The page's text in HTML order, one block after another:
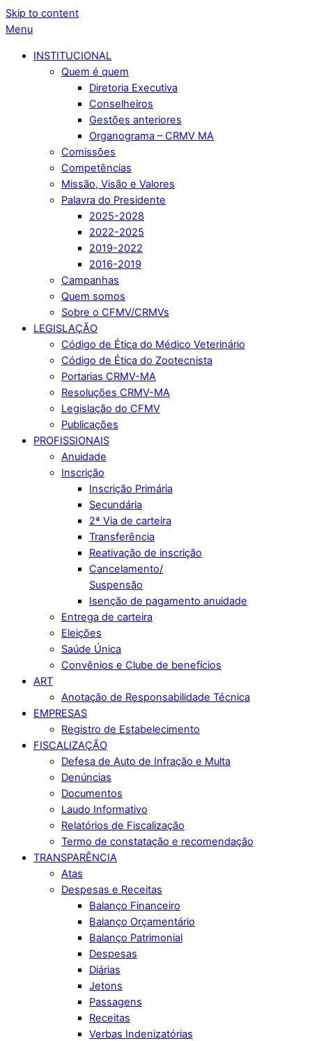
Skip to content
Menu
INSTITUCIONAL
Quem é quem
Diretoria Executiva
Conselheiros
Gestões anteriores
Organograma – CRMV MA
Comissões
Competências
Missão, Visão e Valores
Palavra do Presidente
2025-2028
2022-2025
2019-2022
2016-2019
Campanhas
Quem somos
Sobre o CFMV/CRMVs
LEGISLAÇÃO
Código de Ética do Médico Veterinário
Código de Ética do Zootecnista
Portarias CRMV-MA
Resoluções CRMV-MA
Legislação do CFMV
Publicações
PROFISSIONAIS
Anuidade
Inscrição
Inscrição Primária
Secundária
2ª Via de carteira
Transferência
Reativação de inscrição
Cancelamento/
Suspensão
Isenção de pagamento anuidade
Entrega de carteira
Eleições
Saúde Única
Convênios e Clube de benefícios
ART
Anotação de Responsabilidade Técnica
EMPRESAS
Registro de Estabelecimento
FISCALIZAÇÃO
Defesa de Auto de Infração e Multa
Denúncias
Documentos
Laudo Informativo
Relatórios de Fiscalização
Termo de constatação e recomendação
TRANSPARÊNCIA
Atas
Despesas e Receitas
Balanço Financeiro
Balanço Orçamentário
Balanço Patrimonial
Despesas
Diárias
Jetons
Passagens
Receitas
Verbas Indenizatórias